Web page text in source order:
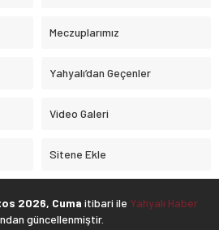
Meczuplarımız
Yahyalı’dan Geçenler
Video Galeri
Sitene Ekle
2026, Cuma itibari ile Yahyalı Haber
güncellenmiştir.